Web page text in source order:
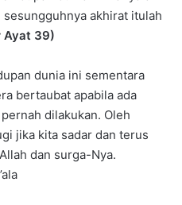
akhirat itulah
Ayat 39)
dunia ini sementara
bertaubat apabila ada
dilakukan. Oleh
jika kita sadar dan terus
dan surga-Nya.